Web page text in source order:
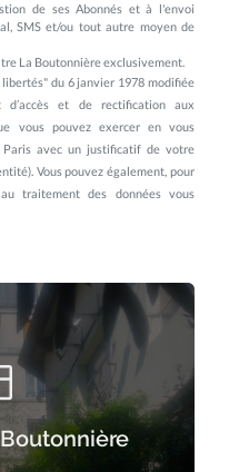
de ses Abonnés et à l'envoi
SMS et/ou tout autre moyen de
La Boutonnière exclusivement.
du 6 janvier 1978 modifiée
d’accès et de rectification aux
vous pouvez exercer en vous
Paris avec un justificatif de votre
Vous pouvez également, pour
traitement des données vous
05 32